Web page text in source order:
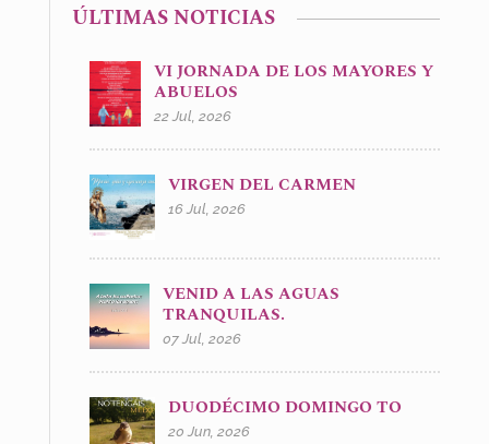
ÚLTIMAS NOTICIAS
VI JORNADA DE LOS MAYORES Y
ABUELOS
22 Jul, 2026
VIRGEN DEL CARMEN
16 Jul, 2026
VENID A LAS AGUAS
TRANQUILAS.
07 Jul, 2026
DUODÉCIMO DOMINGO TO
20 Jun, 2026